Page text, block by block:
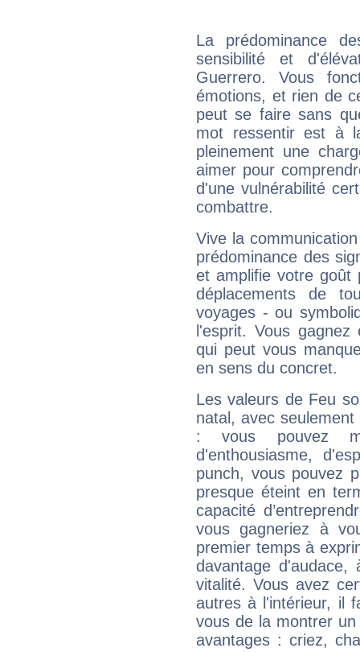
La prédominance
sensibilité et
Guerrero. Vous
émotions, et rien de
peut se faire sans
mot ressentir est à
pleinement une
aimer pour
d'une vulnérabilité
combattre.
Vive la
prédominance des
et amplifie votre goût
déplacements de
voyages - ou
l'esprit. Vous
qui peut vous
en sens du concret.
Les valeurs de Feu
natal, avec
: vous pouvez
d'enthousiasme,
punch, vous pouvez
presque éteint en
capacité
vous gagneriez à
premier temps à
davantage
vitalité. Vous avez
autres à l'intérieur, il
vous de la montrer
avantages : criez,